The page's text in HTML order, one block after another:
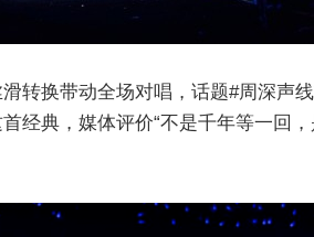
转换带动全场对唱，话题#周深声
经典，媒体评价“不是千年等一回